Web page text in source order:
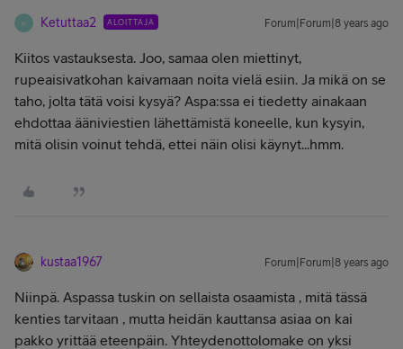
K Ketuttaa2 ALOITTAJA Forum|Forum|8 years ago
Kiitos vastauksesta. Joo, samaa olen miettinyt,
rupeaisivatkohan kaivamaan noita vielä esiin. Ja mikä on se
taho, jolta tätä voisi kysyä? Aspa:ssa ei tiedetty ainakaan
ehdottaa ääniviestien lähettämistä koneelle, kun kysyin,
mitä olisin voinut tehdä, ettei näin olisi käynyt...hmm.
kustaa1967 Forum|Forum|8 years ago
Niinpä. Aspassa tuskin on sellaista osaamista , mitä tässä
kenties tarvitaan , mutta heidän kauttansa asiaa on kai
pakko yrittää eteenpäin. Yhteydenottolomake on yksi